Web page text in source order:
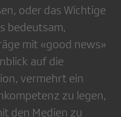
oder das Wichtige
bedeutsam,
mit «good news»
auf die
vermehrt ein
zu legen,
den Medien zu